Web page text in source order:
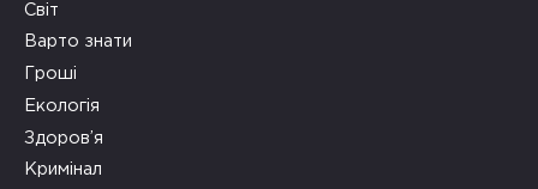
Світ
Варто знати
Гроші
Екологія
Здоров’я
Кримінал